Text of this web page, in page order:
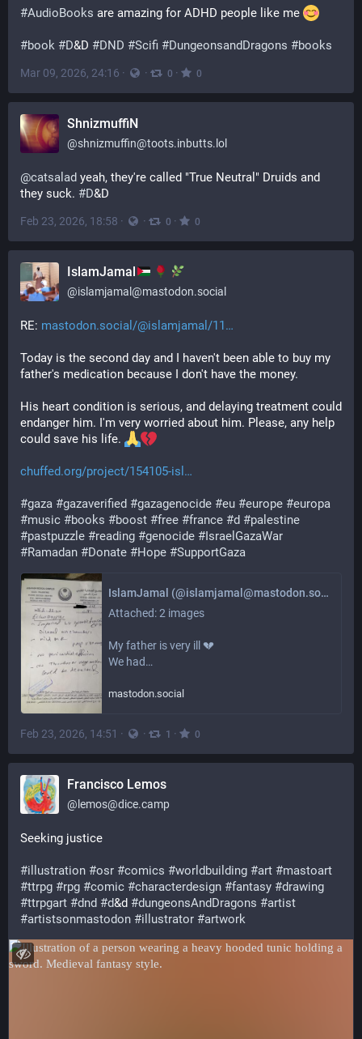
#AudioBooks are amazing for ADHD people like me
#book #D&D #DND #Scifi #DungeonsandDragons #books
Mar 09, 2026, 24:16 · · 0 · 0
ShnizmuffiN
@shnizmuffin@toots.inbutts.lol
@catsalad yeah, they're called "True Neutral" Druids and
they suck. #D&D
Feb 23, 2026, 18:58 · · 0 · 0
IslamJamal
@islamjamal@mastodon.social
RE: mastodon.social/@islamjamal/11
Today is the second day and I haven't been able to buy my
father's medication because I don't have the money.
His heart condition is serious, and delaying treatment could
endanger him. I'm very worried about him. Please, any help
could save his life.
chuffed.org/project/154105-isl
#gaza #gazaverified #gazagenocide #eu #europe #europa
#music #books #boost #free #france #d #palestine
#pastpuzzle #reading #genocide #IsraelGazaWar
#Ramadan #Donate #Hope #SupportGaza
IslamJamal (@islamjamal@mastodon.social)
Attached: 2 images
My father is very ill 💔
We had…
mastodon.social
Feb 23, 2026, 14:51 · · 1 · 0
Francisco Lemos
@ lemos@dice.camp
Seeking justice
#illustration #osr #comics #worldbuilding #art #mastoart
#ttrpg #rpg #comic #characterdesign #fantasy #drawing
#ttrpgart #dnd #d&d #dungeonsAndDragons #artist
#artistsonmastodon #illustrator #artwork